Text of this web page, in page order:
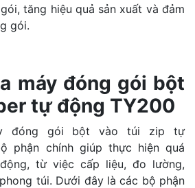
tăng hiệu quả sản xuất và đảm
gói.
máy đóng gói bột
tự động TY200
đóng gói bột vào túi zip tự
phận chính giúp thực hiện quá
từ việc cấp liệu, đo lường,
túi. Dưới đây là các bộ phận